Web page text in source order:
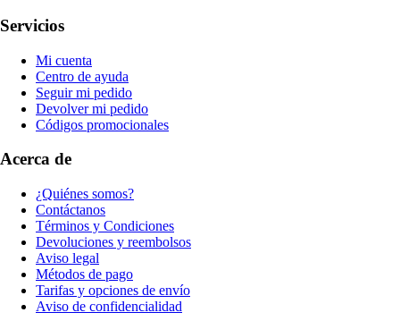
Servicios
Mi cuenta
Centro de ayuda
Seguir mi pedido
Devolver mi pedido
Códigos promocionales
Acerca de
¿Quiénes somos?
Contáctanos
Términos y Condiciones
Devoluciones y reembolsos
Aviso legal
Métodos de pago
Tarifas y opciones de envío
Aviso de confidencialidad